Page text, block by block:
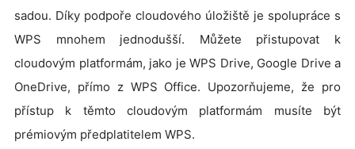
sadou. Díky podpoře cloudového úložiště je spolupráce s
WPS mnohem jednodušší. Můžete přistupovat k
cloudovým platformám, jako je WPS Drive, Google Drive a
OneDrive, přímo z WPS Office. Upozorňujeme, že pro
přístup k těmto cloudovým platformám musíte být
prémiovým předplatitelem WPS.